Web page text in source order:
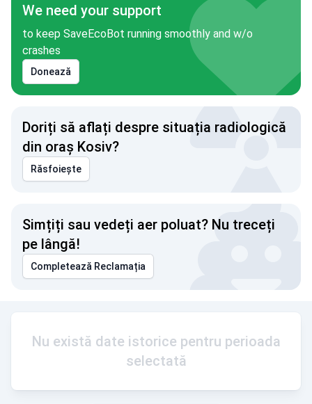
We need your support
to keep SaveEcoBot running smoothly and w/o
crashes
Donează
Doriți să aflați despre situația radiologică
din oraș Kosiv?
Răsfoiește
Simțiți sau vedeți aer poluat? Nu treceți
pe lângă!
Completează Reclamația
Nu există date istorice pentru perioada
selectată